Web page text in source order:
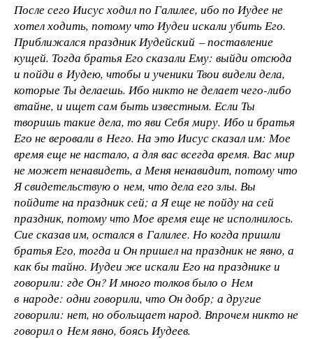
После сего Иисус ходил по Галилее, ибо по Иудее не
хотел ходить, потому что Иудеи искали убить Его.
Приближался праздник Иудейский – поставление
кущей. Тогда братья Его сказали Ему: выйди отсюда
и пойди в Иудею, чтобы и ученики Твои видели дела,
которые Ты делаешь. Ибо никто не делает чего-либо
втайне, и ищет сам быть известным. Если Ты
творишь такие дела, то яви Себя миру. Ибо и братья
Его не веровали в Него. На это Иисус сказал им: Мое
время еще не настало, а для вас всегда время. Вас мир
не может ненавидеть, а Меня ненавидит, потому что
Я свидетельствую о нем, что дела его злы. Вы
пойдите на праздник сей; а Я еще не пойду на сей
праздник, потому что Мое время еще не исполнилось.
Сие сказав им, остался в Галилее. Но когда пришли
братья Его, тогда и Он пришел на праздник не явно, а
как бы тайно. Иудеи же искали Его на празднике и
говорили: где Он? И много толков было о Нем
в народе: одни говорили, что Он добр; а другие
говорили: нет, но обольщает народ. Впрочем никто не
говорил о Нем явно, боясь Иудеев.